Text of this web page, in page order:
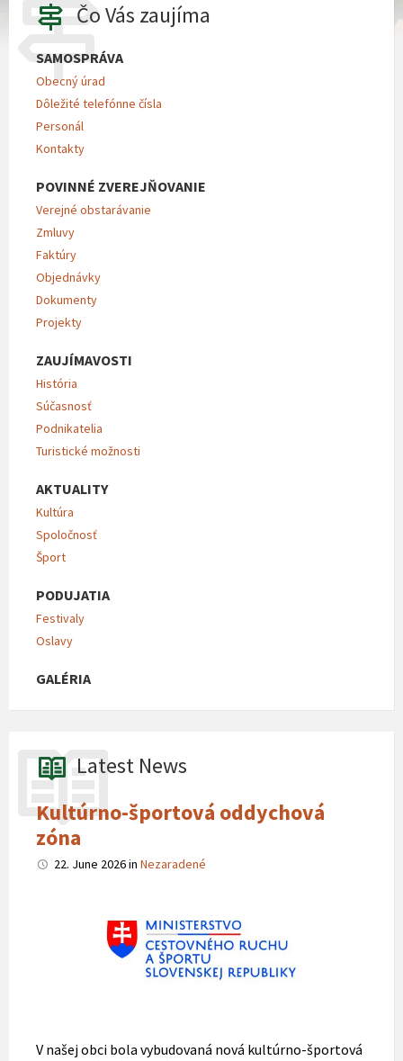
Čo Vás zaujíma
SAMOSPRÁVA
Obecný úrad
Dôležité telefónne čísla
Personál
Kontakty
POVINNÉ ZVEREJŇOVANIE
Verejné obstarávanie
Zmluvy
Faktúry
Objednávky
Dokumenty
Projekty
ZAUJÍMAVOSTI
História
Súčasnosť
Podnikatelia
Turistické možnosti
AKTUALITY
Kultúra
Spoločnosť
Šport
PODUJATIA
Festivaly
Oslavy
GALÉRIA
Latest News
Kultúrno-športová oddychová
zóna
22. June 2026in Nezaradené
V našej obci bola vybudovaná nová kultúrno-športová